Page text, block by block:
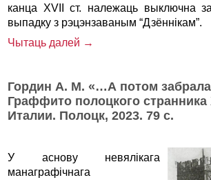
канца XVII ст. належаць выключна
выпадку з рэцэнзаваным “Дзённікам”.
Чытаць далей →
Гордин А. М. «…А потом
Граффито полоцкого странника
Италии. Полоцк, 2023. 79 с.
У аснову невялікага
манаграфічнага